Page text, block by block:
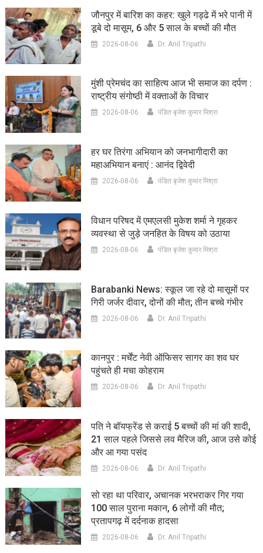
जौनपुर में बारिश का कहर: खुले गड्ढे में भरे पानी में
डूबे दो मासूम, 6 और 5 साल के बच्चों की मौत
2026-08-06 Dr. Anil Tripathi
मुंशी प्रेमचंद का साहित्य आज भी समाज का दर्पण :
राष्ट्रीय संगोष्ठी में वक्ताओं के विचार
2026-08-06 पंडित बृजेश कुमार मिश्रा
हर घर तिरंगा अभियान को जनभागीदारी का
महाअभियान बनाएं : आनंद द्विवेदी
2026-08-06 पंडित बृजेश कुमार मिश्रा
विधान परिषद में एमएलसी मुकेश शर्मा ने गृहकर
व्यवस्था से जुड़े जनहित के विषय को उठाया
2026-08-06 पंडित बृजेश कुमार मिश्रा
Barabanki News: स्कूल जा रहे दो मासूमों पर
गिरी जर्जर दीवार, दोनों की मौत; तीन बच्चे गंभीर
2026-08-06 Dr. Anil Tripathi
कानपुर : मर्चेंट नेवी ऑफिसर सागर का शव घर
पहुंचते ही मचा कोहराम
2026-08-06 Dr. Anil Tripathi
पति ने बॉयफ्रेंड से कराई 5 बच्चों की मां की शादी,
21 साल पहले जिससे लव मैरिज की, आज उसे कोई
और आ गया पसंद
2026-08-06 Dr. Anil Tripathi
सो रहा था परिवार, अचानक भरभराकर गिर गया
100 साल पुराना मकान, 6 लोगों की मौत;
प्रतापगढ़ में दर्दनाक हादसा
2026-08-06 Dr. Anil Tripathi